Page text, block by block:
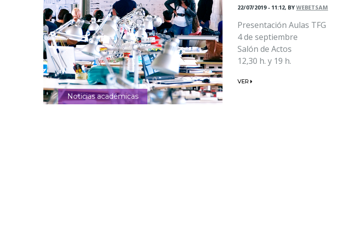
Noticias académicas
22/07/2019 - 11:12, BY WEBETSAM
Presentación Aulas TFG
4 de septiembre
Salón de Actos
12,30 h. y 19 h.
VER